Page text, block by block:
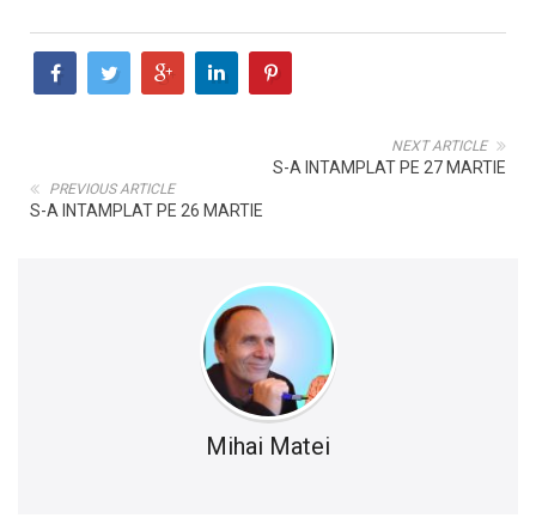
NEXT ARTICLE
S-A INTAMPLAT PE 27 MARTIE
PREVIOUS ARTICLE
S-A INTAMPLAT PE 26 MARTIE
Mihai Matei